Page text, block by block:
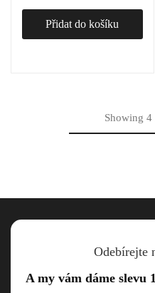
Přidat do košíku
Showing 4
Odebírejte
A my vám dáme slevu